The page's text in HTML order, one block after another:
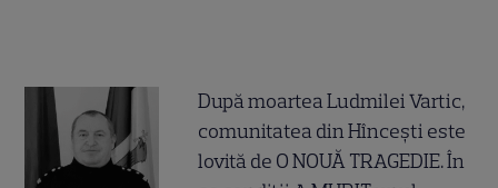
După moartea Ludmilei Vartic,
comunitatea din Hîncești este
lovită de O NOUĂ TRAGEDIE. În